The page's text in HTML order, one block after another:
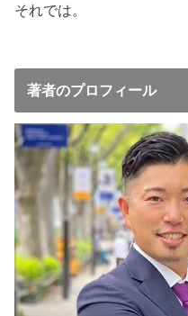
それでは。
著者のプロフィール